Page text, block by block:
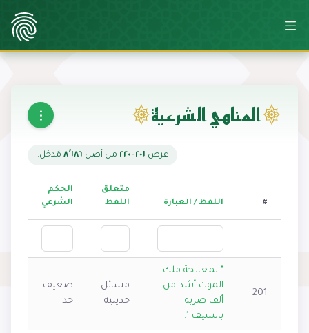
المناهي الشرعية
عرض ٢٠١-٢٢٠ من أصل ٨٬١٨٦ مُدخل.
# اللفظ / العبارة
متعلق
اللفظ
الحكم
الشرعي
201
" لمعالجة ملك
الموت أشد من
ألف ضربة
بالسيف ".
مسائل
حديثية
ضعيف
جدا